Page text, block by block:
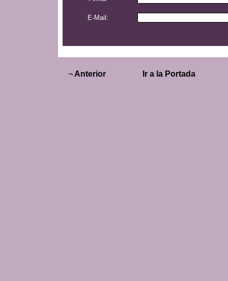
E-Mail:
¬ Anterior Ir a la Portada